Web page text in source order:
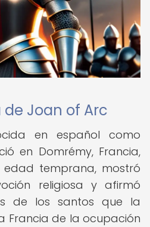
Joan of Arc
en español como
en Domrémy, Francia,
edad temprana, mostró
religiosa y afirmó
de los santos que la
Francia de la ocupación